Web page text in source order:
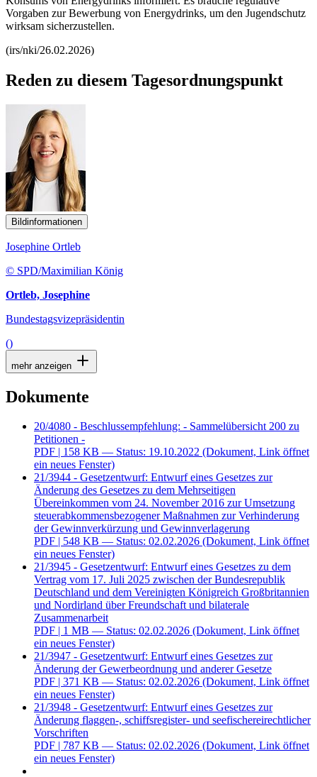
Vorgaben zur Bewerbung von Energydrinks, um den Jugendschutz
wirksam sicherzustellen.
(irs/nki/26.02.2026)
Reden zu diesem Tagesordnungspunkt
Bildinformationen
Josephine Ortleb
© SPD/Maximilian König
Ortleb, Josephine
Bundestagsvizepräsidentin
()
mehr anzeigen
Dokumente
20/4080 - Beschlussempfehlung: - Sammelübersicht 200 zu
Petitionen -
PDF | 158 KB — Status: 19.10.2022 (Dokument, Link öffnet
ein neues Fenster)
21/3944 - Gesetzentwurf: Entwurf eines Gesetzes zur
Änderung des Gesetzes zu dem Mehrseitigen
Übereinkommen vom 24. November 2016 zur Umsetzung
steuerabkommensbezogener Maßnahmen zur Verhinderung
der Gewinnverkürzung und Gewinnverlagerung
PDF | 548 KB — Status: 02.02.2026 (Dokument, Link öffnet
ein neues Fenster)
21/3945 - Gesetzentwurf: Entwurf eines Gesetzes zu dem
Vertrag vom 17. Juli 2025 zwischen der Bundesrepublik
Deutschland und dem Vereinigten Königreich Großbritannien
und Nordirland über Freundschaft und bilaterale
Zusammenarbeit
PDF | 1 MB — Status: 02.02.2026 (Dokument, Link öffnet
ein neues Fenster)
21/3947 - Gesetzentwurf: Entwurf eines Gesetzes zur
Änderung der Gewerbeordnung und anderer Gesetze
PDF | 371 KB — Status: 02.02.2026 (Dokument, Link öffnet
ein neues Fenster)
21/3948 - Gesetzentwurf: Entwurf eines Gesetzes zur
Änderung flaggen-, schiffsregister- und seefischereirechtlicher
Vorschriften
PDF | 787 KB — Status: 02.02.2026 (Dokument, Link öffnet
ein neues Fenster)